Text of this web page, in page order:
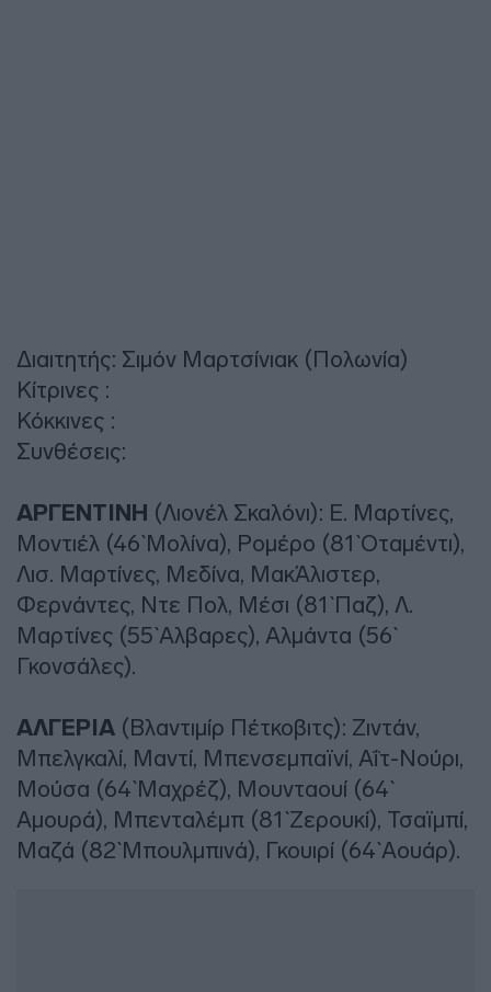
Διαιτητής: Σιμόν Μαρτσίνιακ (Πολωνία)
Κίτρινες :
Κόκκινες :
Συνθέσεις:
ΑΡΓΕΝΤΙΝΗ (Λιονέλ Σκαλόνι): Ε. Μαρτίνες,
Μοντιέλ (46` Μολίνα), Ρομέρο (81` Οταμέντι),
Λισ. Μαρτίνες, Μεδίνα, ΜακΆλιστερ,
Φερνάντες, Ντε Πολ, Μέσι (81` Παζ), Λ.
Μαρτίνες (55` Αλβαρες), Αλμάντα (56`
Γκονσάλες).
ΑΛΓΕΡΙΑ (Βλαντιμίρ Πέτκοβιτς): Ζιντάν,
Μπελγκαλί, Μαντί, Μπενσεμπαϊνί, Αΐτ-Νούρι,
Μούσα (64` Μαχρέζ), Μουνταουί (64`
Αμουρά), Μπενταλέμπ (81` Ζερουκί), Τσαϊμπί,
Μαζά (82` Μπουλμπινά), Γκουιρί (64` Αουάρ).